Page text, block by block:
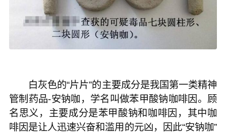
白灰色的“片片”的主要成分是我国第一类精神
管制药品-安钠咖，学名叫做苯甲酸钠咖啡因。顾
名思义，主要成分是苯甲酸钠和咖啡因，其中咖
啡因是让人迅速兴奋和滥用的元凶，因此“安钠咖”